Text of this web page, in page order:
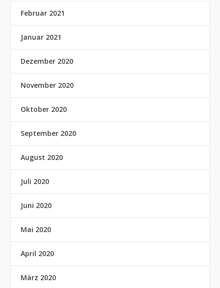
Februar 2021
Januar 2021
Dezember 2020
November 2020
Oktober 2020
September 2020
August 2020
Juli 2020
Juni 2020
Mai 2020
April 2020
März 2020